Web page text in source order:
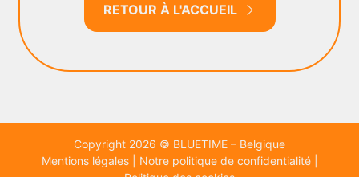
RETOUR À L'ACCUEIL
Copyright 2026 © BLUETIME – Belgique
Mentions légales| Notre politique de confidentialité|